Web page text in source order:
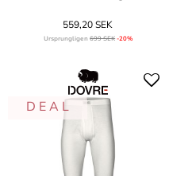
559,20 SEK
Ursprungligen699 SEK-20%
D E A L